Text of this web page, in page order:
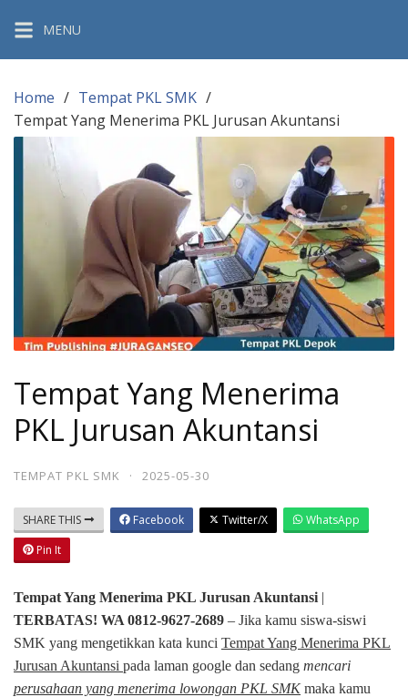
content
MENU
Home
Tempat PKL SMK
Tempat Yang Menerima PKL Jurusan Akuntansi
Tempat Yang Menerima
PKL Jurusan Akuntansi
TEMPAT PKL SMK · 2025-05-30
SHARE THIS Facebook Twitter/X
WhatsApp
Pin It
Tempat Yang Menerima PKL Jurusan Akuntansi |
TERBATAS! WA 0812-9627-2689 – Jika kamu siswa-siswi
SMK yang mengetikkan kata kunci Tempat Yang Menerima PKL
Jurusan Akuntansi pada laman google dan sedang mencari
perusahaan yang menerima lowongan PKL SMKmaka kamu